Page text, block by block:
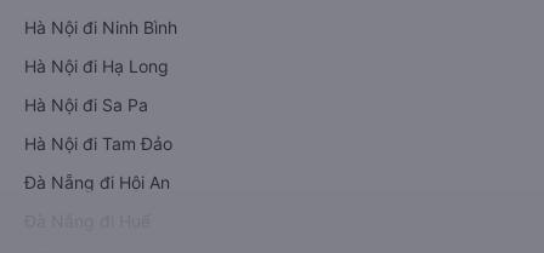
Hà Nội đi Ninh Bình
Hà Nội đi Hạ Long
Hà Nội đi Sa Pa
Hà Nội đi Tam Đảo
Đà Nẵng đi Hội An